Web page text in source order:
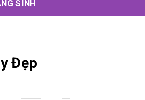
SINH
Đẹp